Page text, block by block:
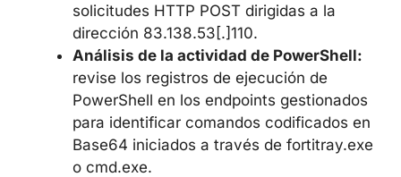
ProgramData de los dispositivos
gestionados.
Monitorización del tráfico de red:
compruebe los registros en busca de
solicitudes HTTP POST dirigidas a la
dirección 83.138.53[.]110.
Análisis de la actividad de
PowerShell: